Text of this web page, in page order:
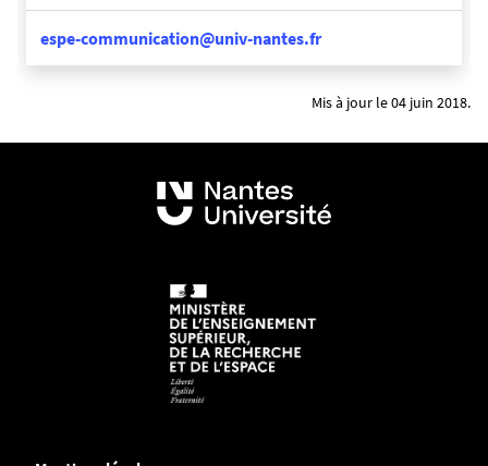
espe-communication@univ-nantes.fr
Mis à jour le 04 juin 2018.